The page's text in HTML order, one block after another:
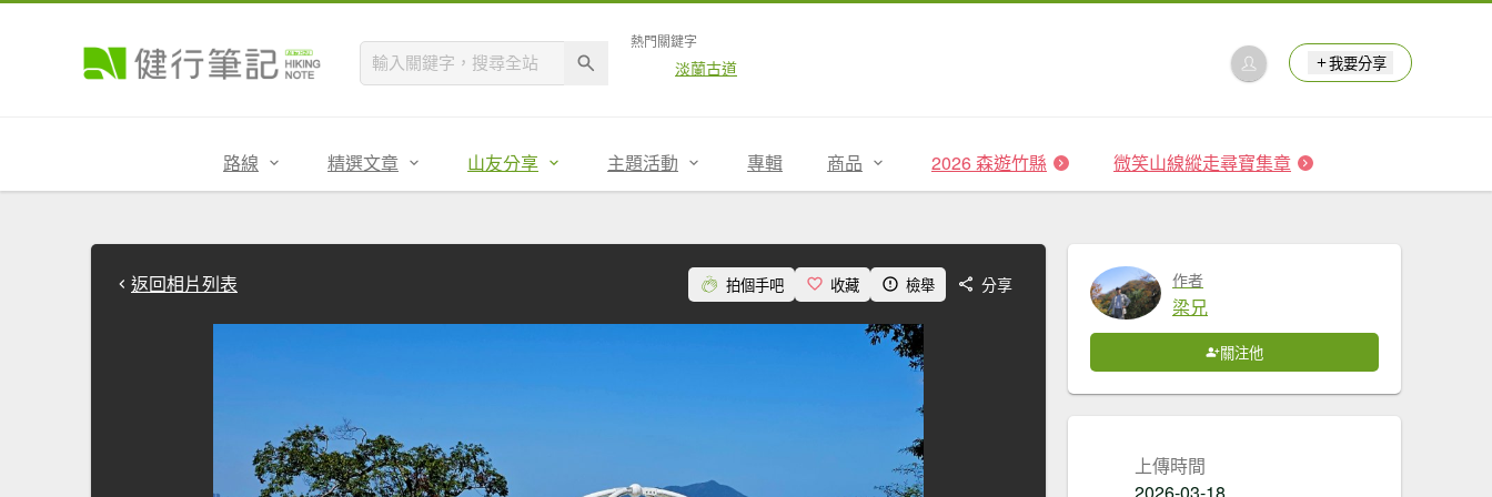
熱門關鍵字
淡蘭古道 我要分享
路線 精選文章 山友分享 主題活動 專輯 商品 2026 森遊竹縣 微笑山線縱走尋寶集章
返回相片列表 拍個手吧 收藏 檢舉 分享 作者
梁兄
關注他
上傳時間